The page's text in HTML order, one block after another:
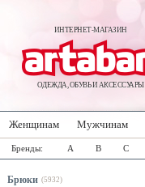
ИНТЕРНЕТ-МАГАЗИН
ОДЕЖДА, ОБУВЬ И АКСЕССУАРЫ
Женщинам Мужчинам
Бренды: A B C
Брюки (5932)